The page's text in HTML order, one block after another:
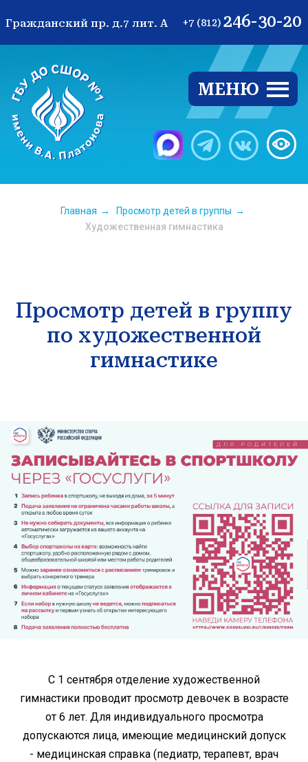
Гражданский пр. д.7 лит. А
Главная → Просмотр детей в группы →
Художественная гимнастика
Просмотр детей в группу
по художественной
гимнастике
С 1 сентября отделение художественной
гимнастики проводит просмотр девочек в возрасте
от 6 лет. Для индивидуального просмотра
допускаются лица, имеющие медицинский допуск
- медицинская справка (педиатр, терапевт, врач